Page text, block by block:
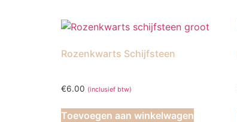
Rozenkwarts Schijfsteen
€6.00 (inclusief btw)
Toevoegen aan winkelwagen